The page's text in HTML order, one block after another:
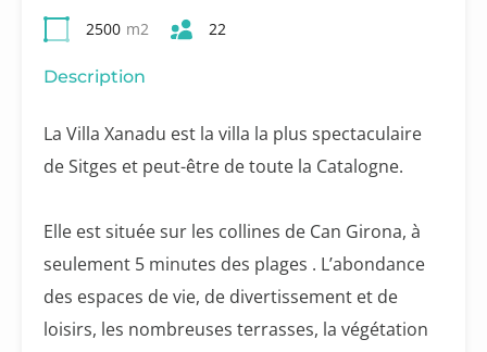
2500 m2 22
Description
La Villa Xanadu est la villa la plus spectaculaire
de Sitges et peut-être de toute la Catalogne.
Elle est située sur les collines de Can Girona, à
seulement 5 minutes des plages . L’abondance
des espaces de vie, de divertissement et de
loisirs, les nombreuses terrasses, la végétation